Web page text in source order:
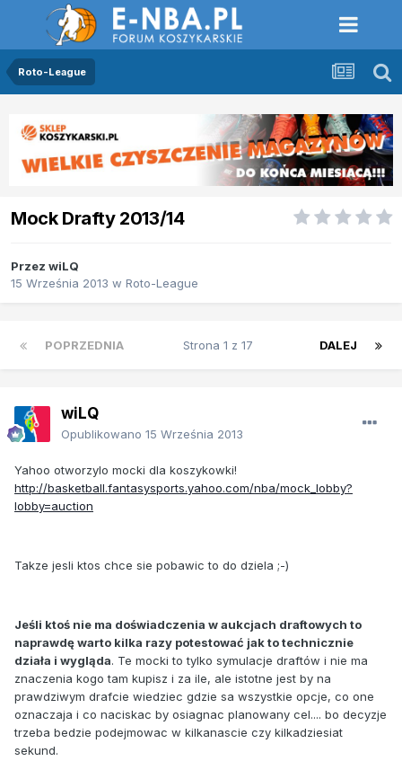
Roto-League
Mock Drafty 2013/14
Przez wiLQ
15 Września 2013 w Roto-League
POPRZEDNIA DALEJ
Strona 1 z 17
wiLQ
Opublikowano 15 Września 2013
Yahoo otworzylo mocki dla koszykowki!
http://basketball.fantasysports.yahoo.com/nba/mock_lobby?
lobby=auction
Takze jesli ktos chce sie pobawic to do dziela ;-)
Jeśli ktoś nie ma doświadczenia w aukcjach draftowych to
naprawdę warto kilka razy potestować jak to technicznie
działa i wygląda. Te mocki to tylko symulacje draftów i nie ma
znaczenia kogo tam kupisz i za ile, ale istotne jest by na
prawdziwym drafcie wiedziec gdzie sa wszystkie opcje, co one
oznaczaja i co naciskac by osiagnac planowany cel.... bo decyzje
trzeba bedzie podejmowac w kilkanascie czy kilkadziesiat
sekund.